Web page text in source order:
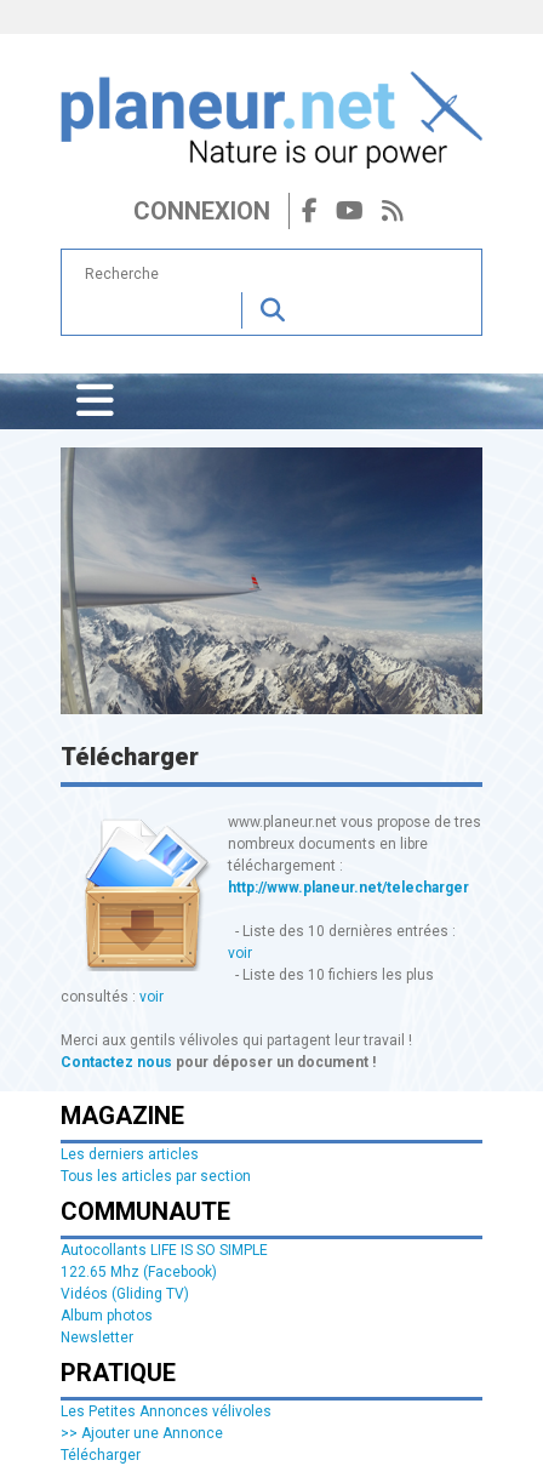
CONNEXION
Télécharger
www.planeur.net vous propose de tres
nombreux documents en libre
téléchargement :
http://www.planeur.net/telecharger
- Liste des 10 dernières entrées :
voir
- Liste des 10 fichiers les plus
consultés : voir
Merci aux gentils vélivoles qui partagent leur travail !
Contactez nous pour déposer un document !
MAGAZINE
Les derniers articles
Tous les articles par section
COMMUNAUTE
Autocollants LIFE IS SO SIMPLE
122.65 Mhz (Facebook)
Vidéos (Gliding TV)
Album photos
Newsletter
PRATIQUE
Les Petites Annonces vélivoles
>> Ajouter une Annonce
Télécharger